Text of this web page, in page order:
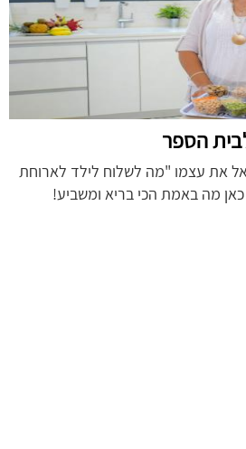
הספר
את עצמו "מה לשלוח לילד לארוחת
מה באמת הכי בריא ומשביע!